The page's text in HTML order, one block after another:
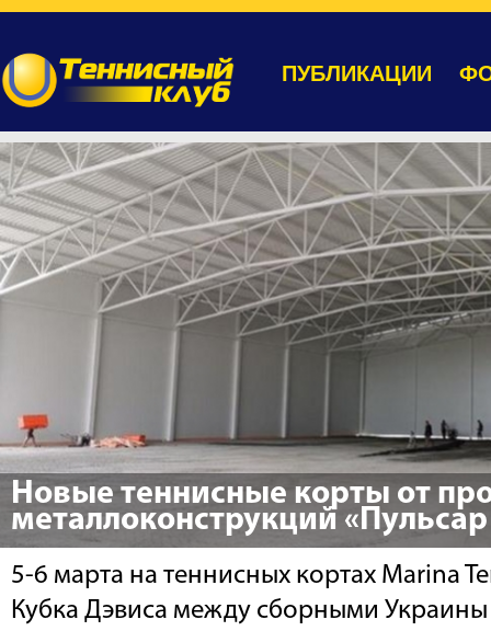
ПУБЛИКАЦИИ
Новые теннисные корты от
металлоконструкций
5-6 марта на теннисных кортах Marina
Кубка Дэвиса между сборными